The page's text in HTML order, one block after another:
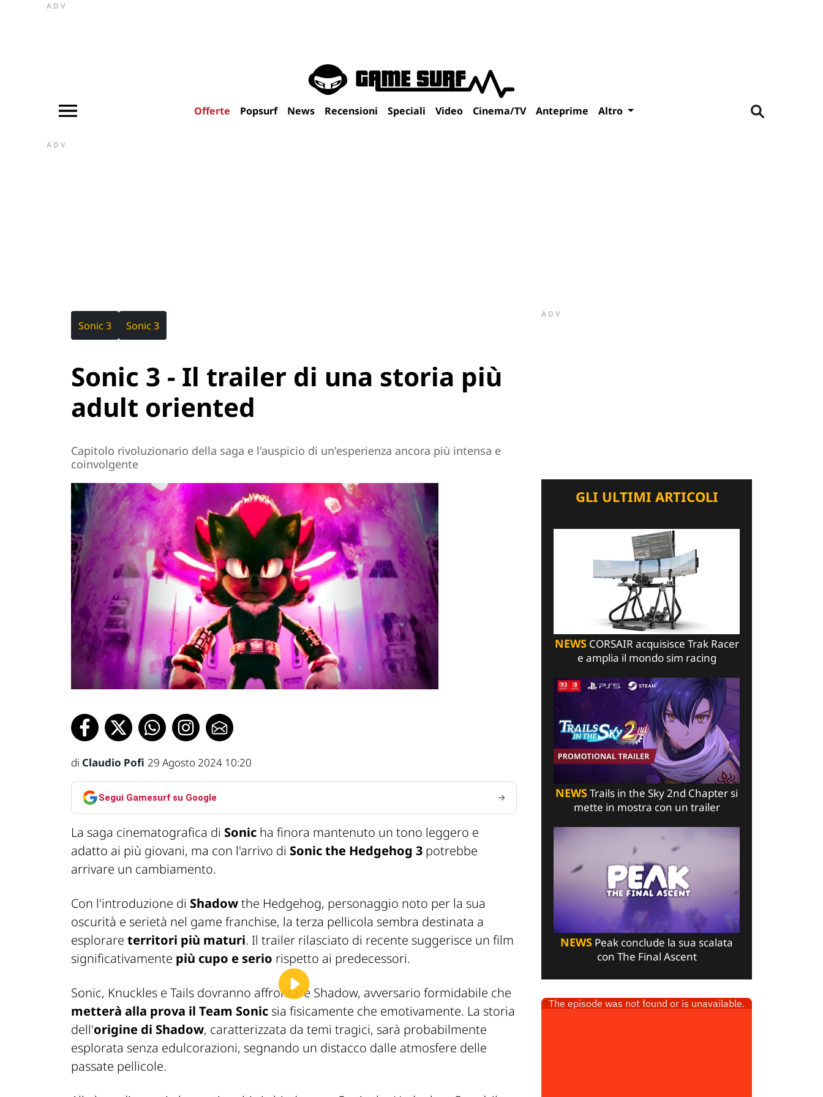
ADV
Offerte Popsurf News Recensioni Speciali Video Cinema/TV Anteprime Altro
ADV
Sonic 3 Sonic 3
Sonic 3 - Il trailer di una storia più
adult oriented
Capitolo rivoluzionario della saga e l'auspicio di un'esperienza ancora più intensa e
coinvolgente
di Claudio Pofi 29 Agosto 2024 10:20
Segui Gamesurf su Google
La saga cinematografica di Sonic ha finora mantenuto un tono leggero e
adatto ai più giovani, ma con l'arrivo di Sonic the Hedgehog 3 potrebbe
arrivare un cambiamento.
Con l'introduzione di Shadowthe Hedgehog, personaggio noto per la sua
oscurità e serietà nel game franchise, la terza pellicola sembra destinata a
esplorare territori più maturi. Il trailer rilasciato di recente suggerisce un film
significativamente più cupo e serio rispetto ai predecessori.
Sonic, Knuckles e Tails dovranno affrontare Shadow, avversario formidabile che
metterà alla prova il Team Sonic sia fisicamente che emotivamente. La storia
dell'origine di Shadow, caratterizzata da temi tragici, sarà probabilmente
esplorata senza edulcorazioni, segnando un distacco dalle atmosfere delle
passate pellicole.
ADV
GLI ULTIMI ARTICOLI
NEWSCORSAIR acquisisce Trak Racer
e amplia il mondo sim racing
NEWSTrails in the Sky 2nd Chapter si
mette in mostra con un trailer
NEWS Peak conclude la sua scalata
con The Final Ascent